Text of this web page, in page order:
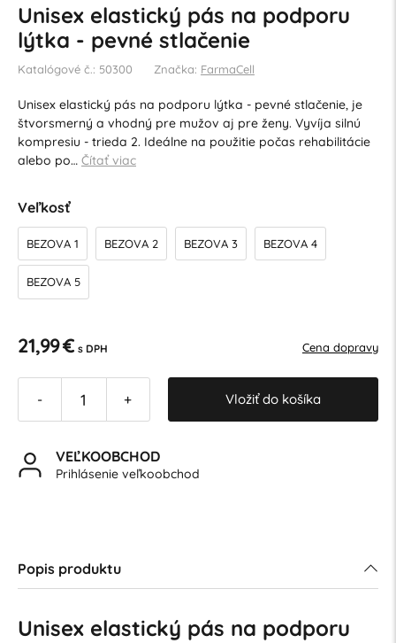
Unisex elastický pás na podporu
lýtka - pevné stlačenie
Katalógové č.: 50300 Značka: FarmaCell
Unisex elastický pás na podporu lýtka - pevné stlačenie, je
štvorsmerný a vhodný pre mužov aj pre ženy. Vyvíja silnú
kompresiu - trieda 2. Ideálne na použitie počas rehabilitácie
alebo po… Čítať viac
Veľkosť
BEZOVA 1 BEZOVA 2 BEZOVA 3 BEZOVA 4
BEZOVA 5
21,99 € s DPH Cena dopravy
- + Vložiť do košíka
VEĽKOOBCHOD
Prihlásenie veľkoobchod
Popis produktu
Unisex elastický pás na podporu